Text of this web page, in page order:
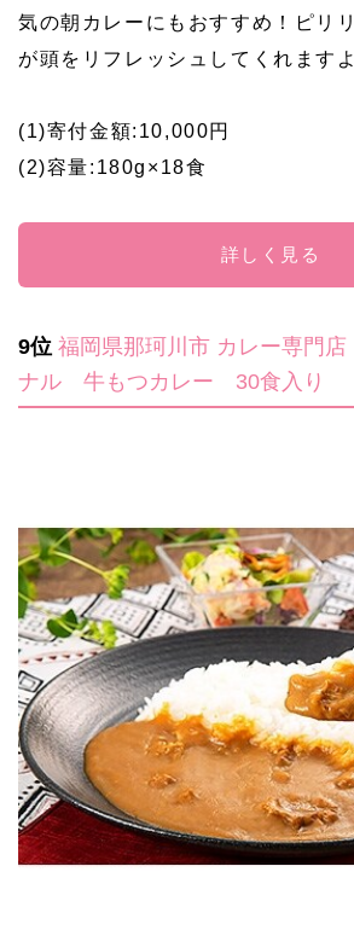
気の朝カレーにもおすすめ！ピリ
が頭をリフレッシュしてくれますよ
(1)寄付金額:10,000円
(2)容量:180g×18食
詳しく見る
9位 福岡県那珂川市 カレー専門
ナル 牛もつカレー 30食入り